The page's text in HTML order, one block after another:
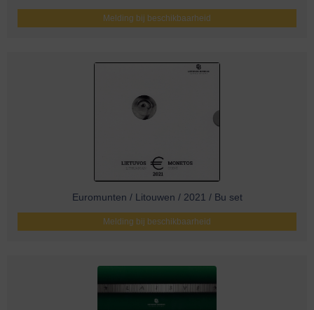
Melding bij beschikbaarheid
Euromunten / Litouwen / 2021 / Bu set
Melding bij beschikbaarheid